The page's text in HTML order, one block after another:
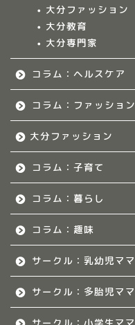
大分ファッション
大分教育
大分専門家
コラム：ヘルスケア
コラム：ファッション
大分ファッション
コラム：子育て
コラム：暮らし
コラム：趣味
サークル：乳幼児ママ
サークル：多胎児ママ